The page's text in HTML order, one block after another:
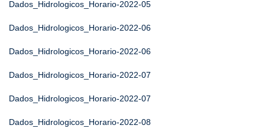
Dados_Hidrologicos_Horario-2022-05
Dados_Hidrologicos_Horario-2022-06
Dados_Hidrologicos_Horario-2022-06
Dados_Hidrologicos_Horario-2022-07
Dados_Hidrologicos_Horario-2022-07
Dados_Hidrologicos_Horario-2022-08